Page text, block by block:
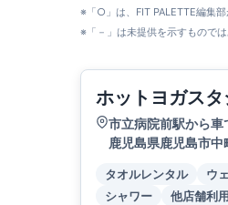
※「○」は、FIT PALETTE編集部
※「－」は未提供を示すもので
ホットヨガス
市立病院前駅から車
鹿児島県鹿児島市
タオルレンタル ウ
シャワー
他店舗利用